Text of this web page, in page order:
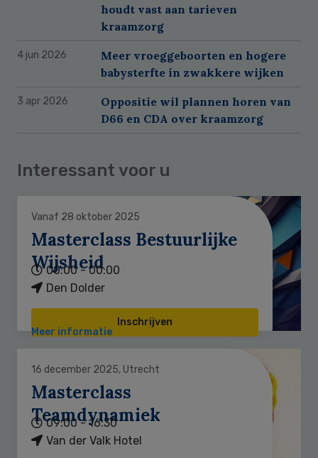
houdt vast aan tarieven
kraamzorg
4 jun 2026
Meer vroeggeboorten en hogere
babysterfte in zwakkere wijken
3 apr 2026
Oppositie wil plannen horen van
D66 en CDA over kraamzorg
Interessant voor u
Vanaf 28 oktober 2025
Masterclass Bestuurlijke
Wijsheid
00:00 - 00:00
Den Dolder
Inschrijven
Meer informatie
16 december 2025, Utrecht
Masterclass
Teamdynamiek
09:00 - 16:30
Van der Valk Hotel